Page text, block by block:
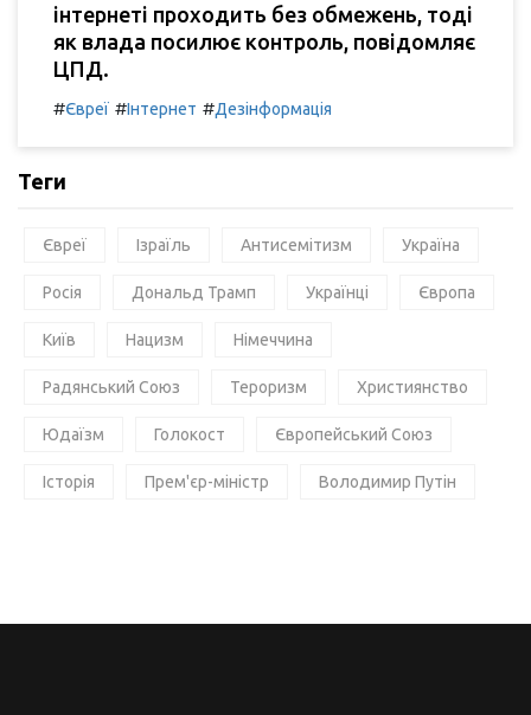
інтернеті проходить без обмежень, тоді
як влада посилює контроль, повідомляє
ЦПД.
#Євреї #Інтернет #Дезінформація
Теги
Євреї Ізраїль Антисемітизм Україна
Росія Дональд Трамп Українці Європа
Київ Нацизм Німеччина
Радянський Союз Тероризм Християнство
Юдаїзм Голокост Європейський Союз
Історія Прем'єр-міністр Володимир Путін